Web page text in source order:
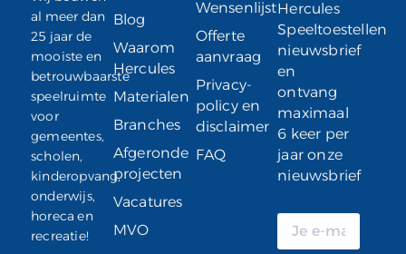
al meer dan
25 jaar de
mooiste en
betrouwbaarste
speelruimte
voor
gemeentes,
scholen,
kinderopvang,
onderwijs,
horeca en
recreatie!
Blog
Waarom
Hercules
Materialen
Branches
Afgeronde
projecten
Vacatures
MVO
Wensenlijst
Offerte
aanvraag
Privacy-
policy en
disclaimer
FAQ
Hercules
Speeltoestellen
nieuwsbrief
en
ontvang
maximaal
6 keer per
jaar onze
nieuwsbrief